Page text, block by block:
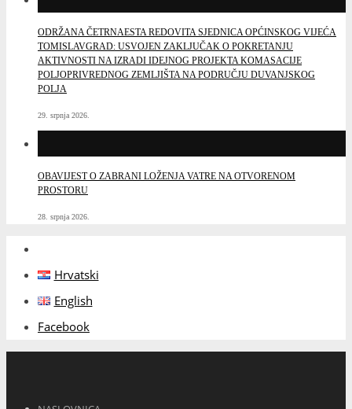
ODRŽANA ČETRNAESTA REDOVITA SJEDNICA OPĆINSKOG VIJEĆA
TOMISLAVGRAD: USVOJEN ZAKLJUČAK O POKRETANJU
AKTIVNOSTI NA IZRADI IDEJNOG PROJEKTA KOMASACIJE
POLJOPRIVREDNOG ZEMLJIŠTA NA PODRUČJU DUVANJSKOG
POLJA
29. srpnja 2026.
OBAVIJEST O ZABRANI LOŽENJA VATRE NA OTVORENOM
PROSTORU
28. srpnja 2026.
Hrvatski
English
Facebook